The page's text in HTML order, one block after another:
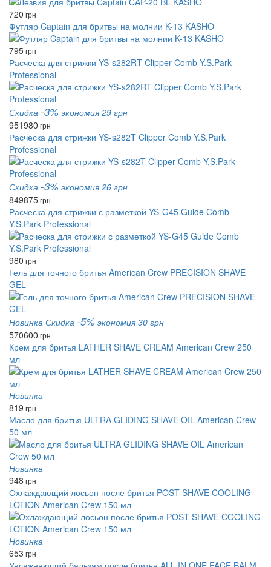
720 грн
Футляр Captain для бритвы на молнии K-13 KASHO
795грн
Расческа для стрижки YS-s282RT Clipper Comb Y.S.Park
Professional
Скидка -3% экономия 29 грн
951980 грн
Расческа для стрижки YS-s282T Clipper Comb Y.S.Park
Professional
Скидка -3% экономия 26 грн
849875грн
Расческа для стрижки с разметкой YS-G45 Guide Comb
Y.S.Park Professional
980 грн
Гель для точного бритья American Crew PRECISION SHAVE
GEL
Новинка Скидка -5% экономия 30 грн
570600 грн
Крем для бритья LATHER SHAVE CREAM American Crew 250
мл
Новинка
819 грн
Масло для бритья ULTRA GLIDING SHAVE OIL American Crew
50 мл
Новинка
948 грн
Охлаждающий лосьон после бритья POST SHAVE COOLING
LOTION American Crew 150 мл
Новинка
653 грн